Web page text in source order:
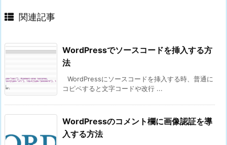
関連記事
WordPressでソースコードを挿入する方
法
WordPressにソースコードを挿入する時、普通に
コピペすると文字コードや改行 ...
WordPressのコメント欄に画像認証を導
入する方法